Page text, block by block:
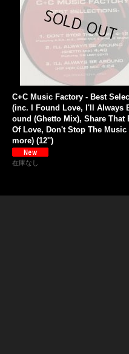
C+C Music Factory - Best
(inc. I Found Love, I'll Always
ound (Ghetto Mix), Share That
Of Love, Don't Stop The Music
more) (12'')
在庫なし